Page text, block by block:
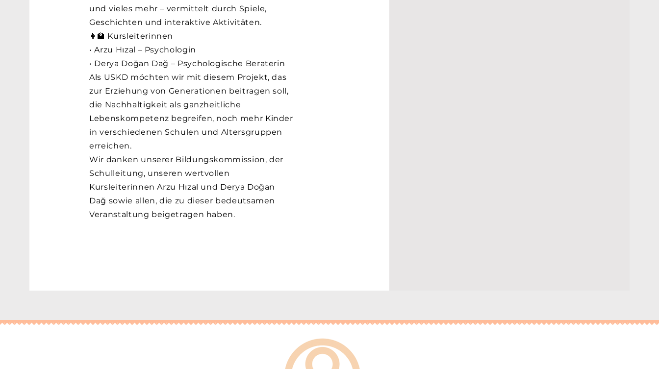
und vieles mehr – vermittelt durch Spiele,
Geschichten und interaktive Aktivitäten.
👩‍🏫 Kursleiterinnen
• Arzu Hızal – Psychologin
• Derya Doğan Dağ – Psychologische Beraterin
Als USKD möchten wir mit diesem Projekt, das
zur Erziehung von Generationen beitragen soll,
die Nachhaltigkeit als ganzheitliche
Lebenskompetenz begreifen, noch mehr Kinder
in verschiedenen Schulen und Altersgruppen
erreichen.
Wir danken unserer Bildungskommission, der
Schulleitung, unseren wertvollen
Kursleiterinnen Arzu Hızal und Derya Doğan
Dağ sowie allen, die zu dieser bedeutsamen
Veranstaltung beigetragen haben.